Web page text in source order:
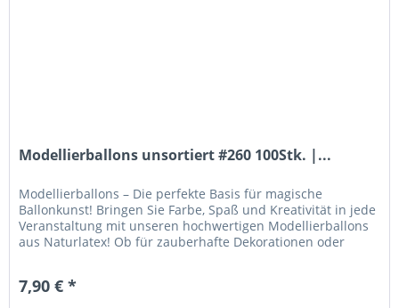
Modellierballons unsortiert #260 100Stk. |...
Modellierballons – Die perfekte Basis für magische
Ballonkunst! Bringen Sie Farbe, Spaß und Kreativität in jede
Veranstaltung mit unseren hochwertigen Modellierballons
aus Naturlatex! Ob für zauberhafte Dekorationen oder
7,90 € *